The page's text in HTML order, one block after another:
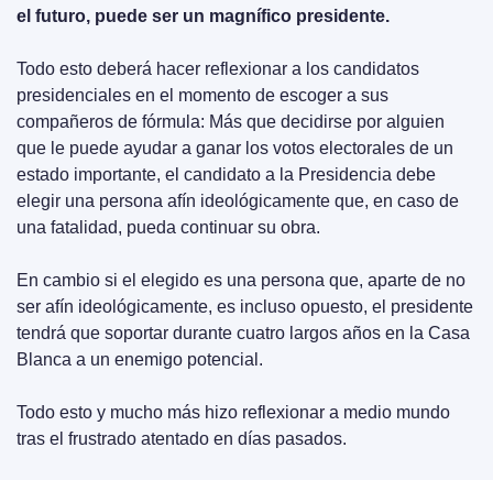
el futuro, puede ser un magnífico presidente.
Todo esto deberá hacer reflexionar a los candidatos
presidenciales en el momento de escoger a sus
compañeros de fórmula: Más que decidirse por alguien
que le puede ayudar a ganar los votos electorales de un
estado importante, el candidato a la Presidencia debe
elegir una persona afín ideológicamente que, en caso de
una fatalidad, pueda continuar su obra.
En cambio si el elegido es una persona que, aparte de no
ser afín ideológicamente, es incluso opuesto, el presidente
tendrá que soportar durante cuatro largos años en la Casa
Blanca a un enemigo potencial.
Todo esto y mucho más hizo reflexionar a medio mundo
tras el frustrado atentado en días pasados.